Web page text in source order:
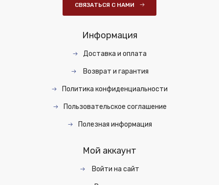
СВЯЗАТЬСЯ С НАМИ
Информация
Доставка и оплата
Возврат и гарантия
Политика конфиденциальности
Пользовательское соглашение
Полезная информация
Мой аккаунт
Войти на сайт